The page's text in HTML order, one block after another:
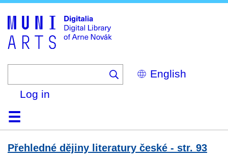
Select
your
Log in
HomeBrowse
Search
About
HelpContactDigitalia
Přehledné dějiny literatury české - str. 93